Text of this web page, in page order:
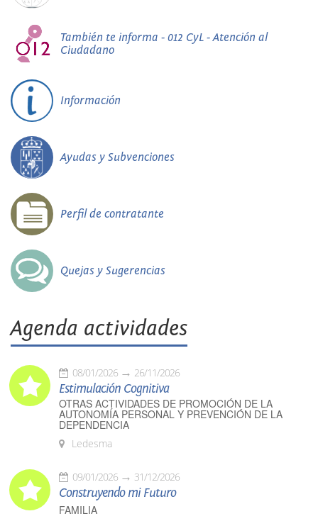
También te informa - 012 CyL - Atención al
Ciudadano
Información
Ayudas y Subvenciones
Perfil de contratante
Quejas y Sugerencias
Agenda actividades
08/01/2026 26/11/2026
Estimulación Cognitiva
OTRAS ACTIVIDADES DE PROMOCIÓN DE LA
AUTONOMÍA PERSONAL Y PREVENCIÓN DE LA
DEPENDENCIA
Ledesma
09/01/2026 31/12/2026
Construyendo mi Futuro
FAMILIA